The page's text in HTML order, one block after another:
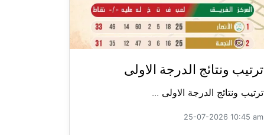
ترتيب ونتائج الدرجة الاولى
ترتيب ونتائج الدرجة الاولى ...
25-07-2026 10:45 am